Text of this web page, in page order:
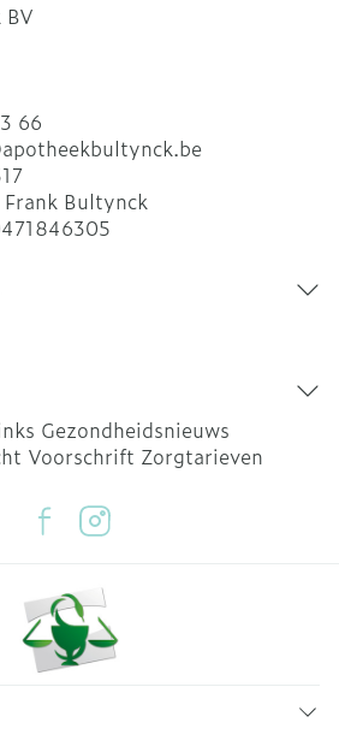
66
apotheekbultynck.be
Frank Bultynck
Gezondheidsnieuws
Voorschrift Zorgtarieven